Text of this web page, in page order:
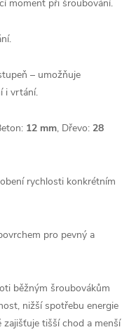
moment při šroubování.
– umožňuje
i vrtání.
12 mm, Dřevo: 28
rychlosti konkrétním
pro pevný a
běžným šroubovákům
nižší spotřebu energie
tišší chod a menší